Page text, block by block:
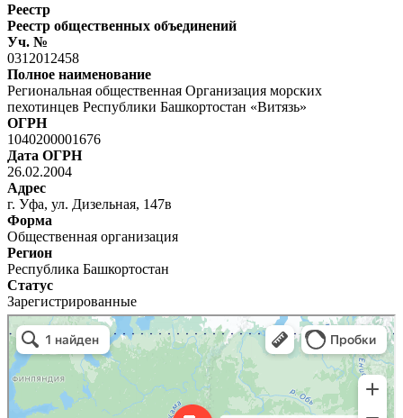
Реестр
Реестр общественных объединений
Уч. №
0312012458
Полное наименование
Региональная общественная Организация морских
пехотинцев Республики Башкортостан «Витязь»
ОГРН
1040200001676
Дата ОГРН
26.02.2004
Адрес
г. Уфа, ул. Дизельная, 147в
Форма
Общественная организация
Регион
Республика Башкортостан
Статус
Зарегистрированные